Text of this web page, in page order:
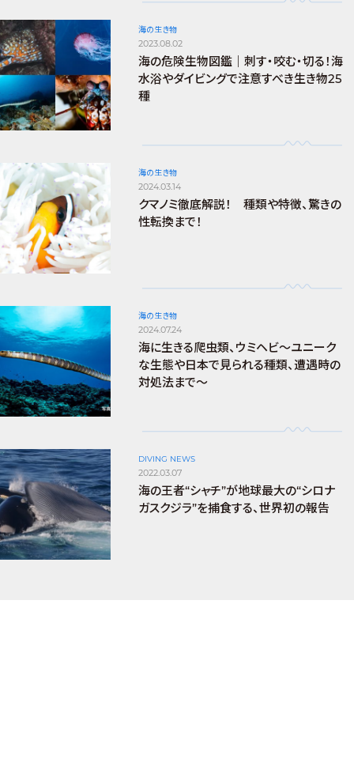
海の生き物
2023.08.02
海の危険生物図鑑｜刺す・咬む・切る！海
水浴やダイビングで注意すべき生き物25
種
海の生き物
2024.03.14
クマノミ徹底解説！ 種類や特徴、驚きの
性転換まで！
海の生き物
2024.07.24
海に生きる爬虫類、ウミヘビ～ユニーク
な生態や日本で見られる種類、遭遇時の
対処法まで～
DIVING NEWS
2022.03.07
海の王者“シャチ”が地球最大の“シロナ
ガスクジラ”を捕食する、世界初の報告